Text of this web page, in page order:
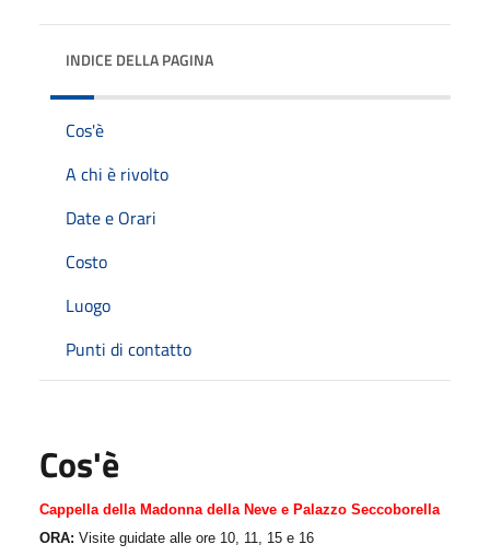
INDICE DELLA PAGINA
Cos'è
A chi è rivolto
Date e Orari
Costo
Luogo
Punti di contatto
Cos'è
Cappella della Madonna della Neve e Palazzo Seccoborella
ORA: Visite guidate alle ore 10, 11, 15 e 16